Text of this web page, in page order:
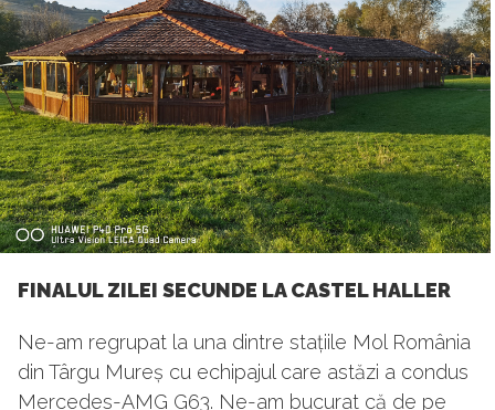
FINALUL ZILEI SECUNDE LA CASTEL HALLER
Ne-am regrupat la una dintre stațiile Mol România
din Târgu Mureș cu echipajul care astăzi a condus
Mercedes-AMG G63. Ne-am bucurat că de pe